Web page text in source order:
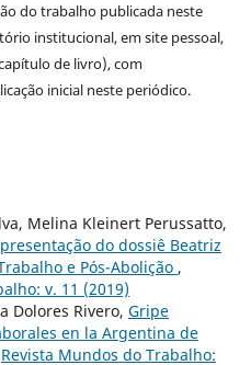
do trabalho publicada neste
institucional, em site pessoal,
de livro), com
inicial neste periódico.
Melina Kleinert Perussatto,
do dossiê Beatriz
e Pós-Abolição ,
v. 11 (2019)
Dolores Rivero, Gripe
en la Argentina de
Revista Mundos do Trabalho: